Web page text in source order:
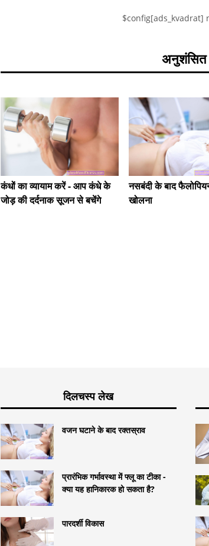
$config[ads_kvadrat]
अनुशंसित
कंधों का व्यायाम करें - आप कंधे के
जोड़ की दर्दनाक सूजन से बचेंगे
नसबंदी के बाद
खोलना
दिलचस्प लेख
वजन घटाने के बाद रक्तस्राव
प्रारंभिक गर्भावस्था में फ्लू का टीका -
क्या यह हानिकारक हो सकता है?
पारदर्शी विकास